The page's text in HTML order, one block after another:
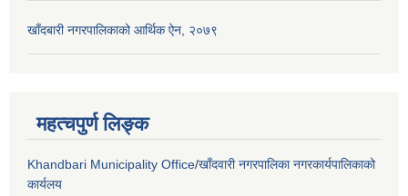
खाँदबारी नगरपालिकाको आर्थिक ऐन, २०७९
महत्चपुर्ण लिङ्क
Khandbari Municipality Office/खाँदवारी नगरपालिका नगरकार्यपालिकाको
कार्यलय